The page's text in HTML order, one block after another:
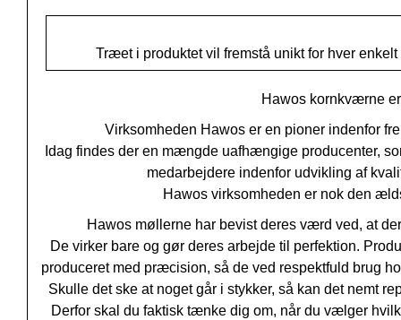
Træet i produktet vil fremstå unikt for hver
Hawos kornkværne
Virksomheden Hawos er en pioner indenfor
Idag findes der en mængde uafhængige producenter,
medarbejdere indenfor udvikling af
Hawos virksomheden er nok den
Hawos møllerne har bevist deres værd ved, at
De virker bare og gør deres arbejde til perfektion.
produceret med præcision, så de ved respektfuld brug
Skulle det ske at noget går i stykker, så kan det nemt
Derfor skal du faktisk tænke dig om, når du vælger